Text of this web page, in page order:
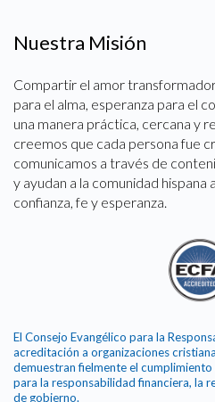
Nuestra Misión
Compartir el amor
para el alma, esperanza para el
una manera práctica, cercana y
creemos que cada persona fue
comunicamos a través de
y ayudan a la comunidad hispana
confianza, fe y esperanza.
El Consejo Evangélico para la
acreditación a organizaciones
demuestran fielmente el
para la responsabilidad financiera, la
de gobierno.